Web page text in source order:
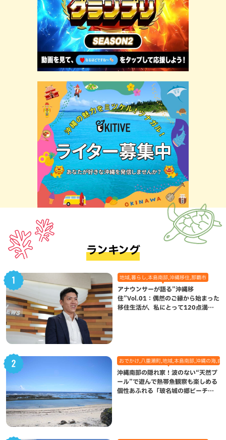
ランキング
地域,暮らし,本島南部,沖縄移住,那覇市
アナウンサーが語る”沖縄移
住”Vol.01：偶然のご縁から始まった
移住生活が、私にとって120点満点
おでかけ,八重瀬町,地域,本島南部,沖縄の海,自
沖縄南部の隠れ家！波のない“天然プ
ール”で遊んで熱帯魚観察も楽しめる
個性あふれる「玻名城の郷ビーチ」